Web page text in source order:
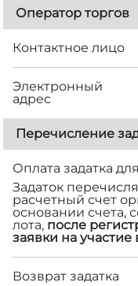
Оператор торгов
Контактное лицо
Электронный
адрес
Перечисление
Оплата задатка
Задаток
расчетный счет
основании счета,
лота, после
заявки на участие
Возврат задатка